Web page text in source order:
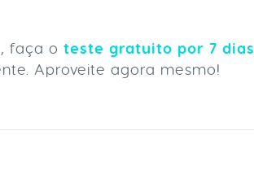
faça o teste gratuito por 7 dias
Aproveite agora mesmo!